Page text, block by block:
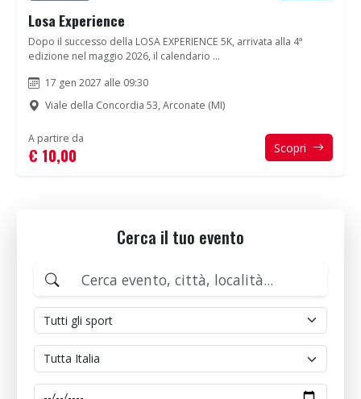
Losa Experience
Dopo il successo della LOSA EXPERIENCE 5K, arrivata alla 4ª
edizione nel maggio 2026, il calendario ...
17 gen 2027 alle 09:30
Viale della Concordia 53, Arconate (MI)
A partire da
€ 10,00 Scopri
Cerca il tuo evento